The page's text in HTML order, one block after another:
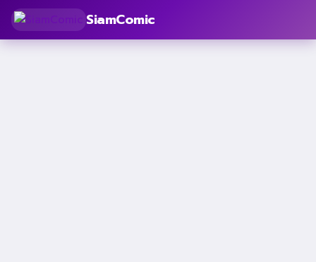
SiamComic